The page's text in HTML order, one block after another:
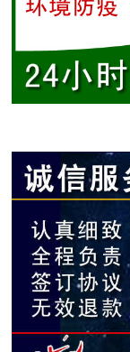
涟水白蚁防治
金湖白蚁防治
杭州白蚁防治
建德白蚁防治
桐庐白蚁防治
淳安白蚁防治